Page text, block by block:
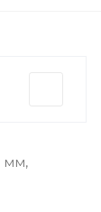
мм,